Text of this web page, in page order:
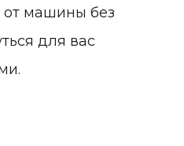
от машины без
для вас